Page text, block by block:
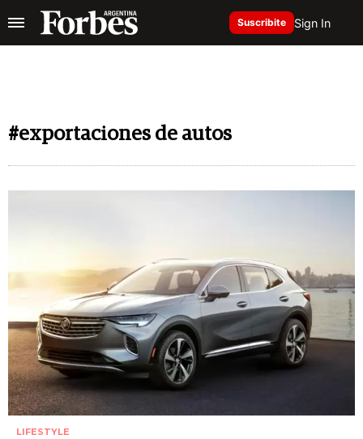
Suscribite Sign In
#exportaciones de autos
LIFESTYLE